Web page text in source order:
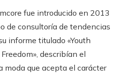
fue introducido en 2013
de consultoría de tendencias
informe titulado «Youth
describían el
moda que acepta el carácter